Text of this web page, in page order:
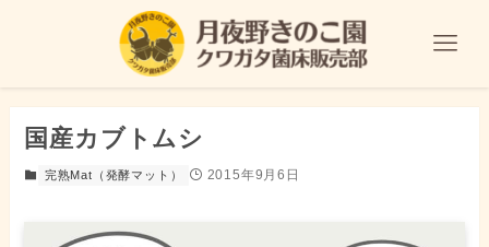
国産カブトムシ
完熟Mat（発酵マット） 2015年9月6日